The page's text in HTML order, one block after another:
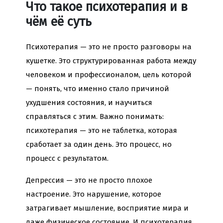
Что такое психотерапия и в
чём её суть
Психотерапия — это не просто разговоры на
кушетке. Это структурированная работа между
человеком и профессионалом, цель которой
— понять, что именно стало причиной
ухудшения состояния, и научиться
справляться с этим. Важно понимать:
психотерапия — это не таблетка, которая
сработает за один день. Это процесс, но
процесс с результатом.
Депрессия — это не просто плохое
настроение. Это нарушение, которое
затрагивает мышление, восприятие мира и